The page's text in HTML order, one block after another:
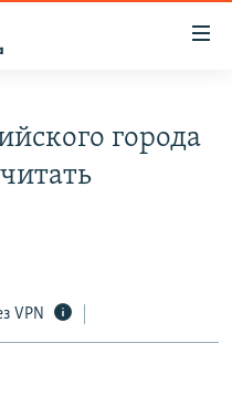
города
VPN